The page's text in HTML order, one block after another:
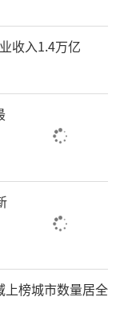
收入1.4万亿
上榜城市数量居全